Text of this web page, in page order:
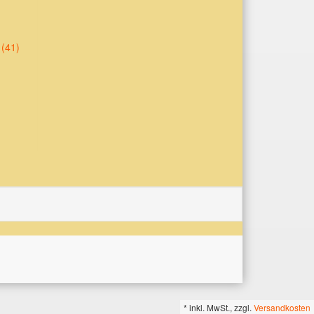
* inkl. MwSt., zzgl. Versandkosten